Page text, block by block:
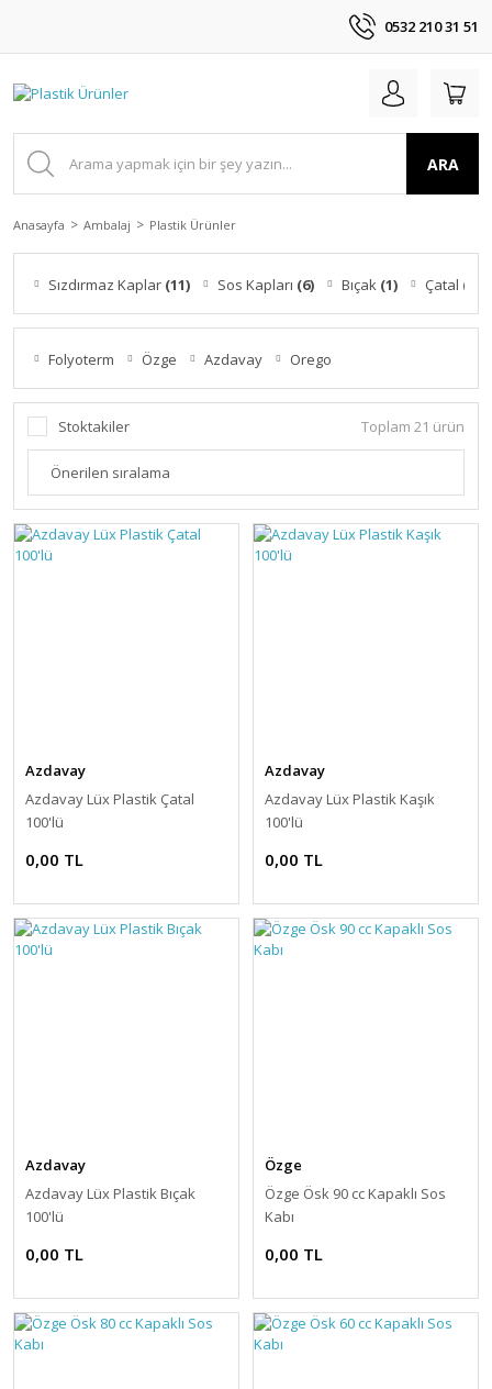
0532 210 31 51
ARA
Anasayfa Ambalaj Plastik Ürünler
Sızdırmaz Kaplar (11) Sos Kapları (6) Bıçak (1) Çatal (1)
Folyoterm Özge Azdavay Orego
Stoktakiler Toplam 21 ürün
Azdavay
Azdavay Lüx Plastik Çatal
100'lü
0,00 TL
Azdavay
Azdavay Lüx Plastik Kaşık
100'lü
0,00 TL
Azdavay
Azdavay Lüx Plastik Bıçak
100'lü
0,00 TL
Özge
Özge Ösk 90 cc Kapaklı Sos
Kabı
0,00 TL